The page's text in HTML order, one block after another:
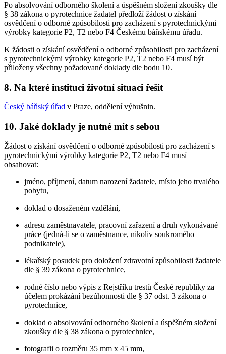
Po absolvování odborného školení a úspěšném složení zkoušky dle
§ 38 zákona o pyrotechnice žadatel předloží žádost o získání
osvědčení o odborné způsobilosti pro zacházení s pyrotechnickými
výrobky kategorie P2, T2 nebo F4 Českému báňskému úřadu.
K žádosti o získání osvědčení o odborné způsobilosti pro zacházení
s pyrotechnickými výrobky kategorie P2, T2 nebo F4 musí být
přiloženy všechny požadované doklady dle bodu 10.
8. Na které instituci životní situaci řešit
Český báňský úřad v Praze, oddělení výbušnin.
10. Jaké doklady je nutné mít s sebou
Žádost o získání osvědčení o odborné způsobilosti pro zacházení s
pyrotechnickými výrobky kategorie P2, T2 nebo F4 musí
obsahovat:
jméno, příjmení, datum narození žadatele, místo jeho trvalého
pobytu,
doklad o dosaženém vzdělání,
adresu zaměstnavatele, pracovní zařazení a druh vykonávané
práce (jedná-li se o zaměstnance, nikoliv soukromého
podnikatele),
lékařský posudek pro doložení zdravotní způsobilosti žadatele
dle § 39 zákona o pyrotechnice,
rodné číslo nebo výpis z Rejstříku trestů České republiky za
účelem prokázání bezúhonnosti dle § 37 odst. 3 zákona o
pyrotechnice,
doklad o absolvování odborného školení a úspěšném složení
zkoušky dle § 38 zákona o pyrotechnice,
fotografii o rozměru 35 mm x 45 mm,